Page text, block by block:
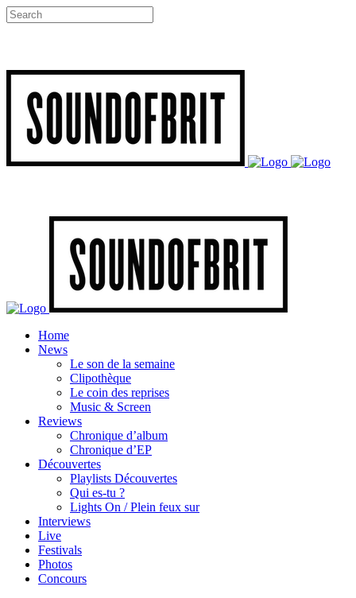
Home
News
Le son de la semaine
Clipothèque
Le coin des reprises
Music & Screen
Reviews
Chronique d’album
Chronique d’EP
Découvertes
Playlists Découvertes
Qui es-tu ?
Lights On / Plein feux sur
Interviews
Live
Festivals
Photos
Concours